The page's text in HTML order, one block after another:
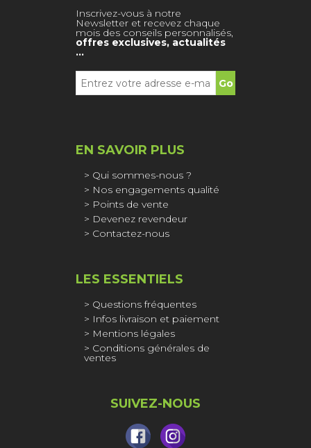
Inscrivez-vous à notre
Newsletter et recevez chaque
mois des conseils personnalisés,
offres exclusives, actualités
…
SUIVEZ-NOUS
EN SAVOIR PLUS
Qui sommes-nous ?
Nos engagements qualité
Points de vente
Devenez revendeur
Contactez-nous
LES ESSENTIELS
Questions fréquentes
Infos livraison et paiement
Mentions légales
Conditions générales de
ventes